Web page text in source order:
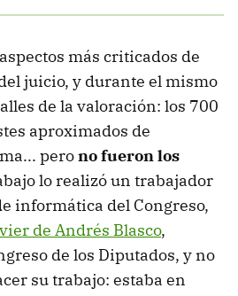
más criticados de
juicio, y durante el mismo
de la valoración: los 700
aproximados de
perono fueron los
lo realizó un trabajador
informática del Congreso,
de Andrés Blasco,
de los Diputados, y no
su trabajo: estaba en